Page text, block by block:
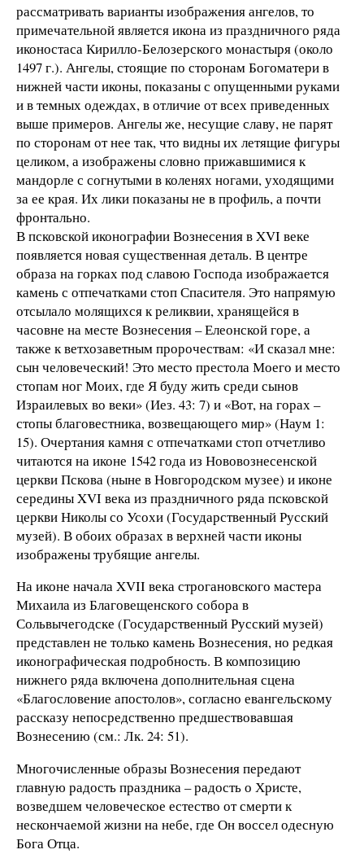
рассматривать варианты изображения ангелов, то
примечательной является икона из праздничного ряда
иконостаса Кирилло-Белозерского монастыря (около
1497 г.). Ангелы, стоящие по сторонам Богоматери в
нижней части иконы, показаны с опущенными руками
и в темных одеждах, в отличие от всех приведенных
выше примеров. Ангелы же, несущие славу, не парят
по сторонам от нее так, что видны их летящие фигуры
целиком, а изображены словно прижавшимися к
мандорле с согнутыми в коленях ногами, уходящими
за ее края. Их лики показаны не в профиль, а почти
фронтально.
В псковской иконографии Вознесения в XVI веке
появляется новая существенная деталь. В центре
образа на горках под славою Господа изображается
камень с отпечатками стоп Спасителя. Это напрямую
отсылало молящихся к реликвии, хранящейся в
часовне на месте Вознесения – Елеонской горе, а
также к ветхозаветным пророчествам: «И сказал мне:
сын человеческий! Это место престола Моего и место
стопам ног Моих, где Я буду жить среди сынов
Израилевых во веки» (Иез. 43: 7) и «Вот, на горах –
стопы благовестника, возвещающего мир» (Наум 1:
15). Очертания камня с отпечатками стоп отчетливо
читаются на иконе 1542 года из Нововознесенской
церкви Пскова (ныне в Новгородском музее) и иконе
середины XVI века из праздничного ряда псковской
церкви Николы со Усохи (Государственный Русский
музей). В обоих образах в верхней части иконы
изображены трубящие ангелы.
На иконе начала XVII века строгановского мастера
Михаила из Благовещенского собора в
Сольвычегодске (Государственный Русский музей)
представлен не только камень Вознесения, но редкая
иконографическая подробность. В композицию
нижнего ряда включена дополнительная сцена
«Благословение апостолов», согласно евангельскому
рассказу непосредственно предшествовавшая
Вознесению (см.: Лк. 24: 51).
Многочисленные образы Вознесения передают
главную радость праздника – радость о Христе,
возведшем человеческое естество от смерти к
нескончаемой жизни на небе, где Он воссел одесную
Бога Отца.